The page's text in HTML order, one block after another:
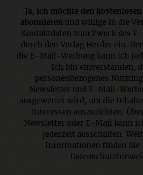
Ja, ich möchte den
abonnieren und willige in die
Kontaktdaten zum Zweck des
durch den Verlag Herder ein.
die E-Mail-Werbung kann ich
Ich bin einverstanden,
personenbezogenes
Newsletter und E-Mail-
ausgewertet wird, um die
Interessen auszurichten.
Newsletter oder E-Mail kann
jederzeit ausschalten.
Informationen finden Sie